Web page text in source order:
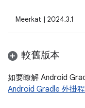
Meerkat | 2024.3.1
較舊版本
如要瞭解 Android
Android Gradle 外掛